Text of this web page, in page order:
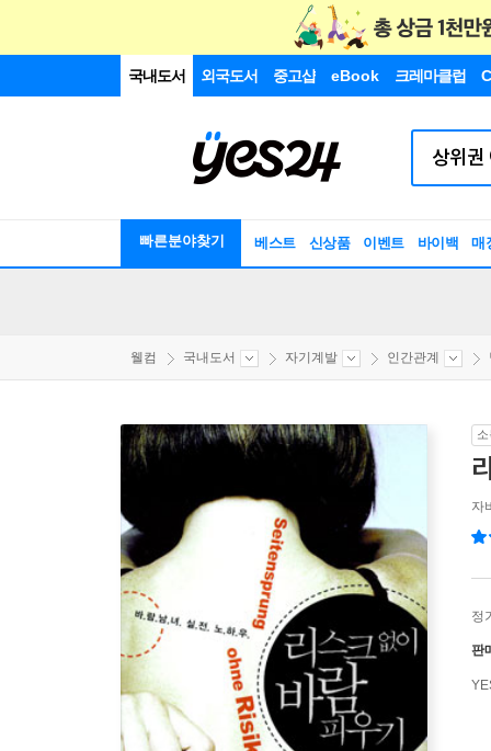
국내도서 외국도서 중고샵 eBook 크레마클럽
빠른분야찾기 베스트 신상품 이벤트 바이백 매
웰컴 국내도서 자기계발 인간관계
자
정
판